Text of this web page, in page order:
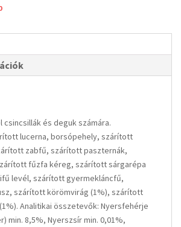
és deguk számára.
lucerna, borsópehely, szárított
zabfű, szárított paszternák,
fűzfa kéreg, szárított sárgarépa
levél, szárított gyermekláncfű,
szárított körömvirág (1%), szárított
Analitikai összetevők: Nyersfehérje
min. 8,5%, Nyerszsír min. 0,01%,